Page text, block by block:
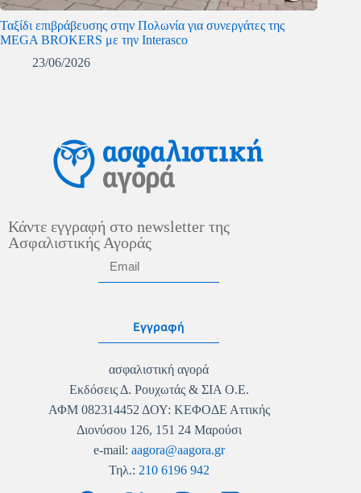
Ταξίδι επιβράβευσης στην Πολωνία για συνεργάτες της
MEGA BROKERS με την Interasco
23/06/2026
Κάντε εγγραφή στο newsletter της
Ασφαλιστικής Αγοράς
Εγγραφή
ασφαλιστική αγορά
Εκδόσεις Δ. Ρουχωτάς & ΣΙΑ Ο.Ε.
ΑΦΜ 082314452 ΔΟΥ: ΚΕΦΟΔΕ Αττικής
Διονύσου 126, 151 24 Μαρούσι
e-mail: aagora@aagora.gr
Τηλ.: 210 6196 942